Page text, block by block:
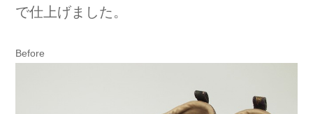
で仕上げました。
Before